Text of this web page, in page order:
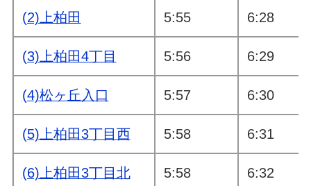
(2)上柏田 5:55 6:28
(3)上柏田4丁目 5:56 6:29
(4)松ヶ丘入口 5:57 6:30
(5)上柏田3丁目西 5:58 6:31
(6)上柏田3丁目北 5:58 6:32